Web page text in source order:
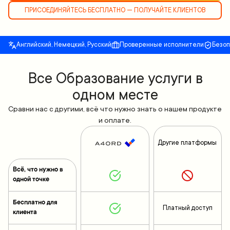
ПРИСОЕДИНЯЙТЕСЬ БЕСПЛАТНО — ПОЛУЧАЙТЕ КЛИЕНТОВ
Английский, Немецкий, Русский Проверенные исполнители
Все Образование услуги в
одном месте
Сравни нас с другими, всё что нужно знать о нашем продукте
и оплате.
Всё, что нужно в
одной точке
Бесплатно для
клиента
Другие платформы
Платный доступ